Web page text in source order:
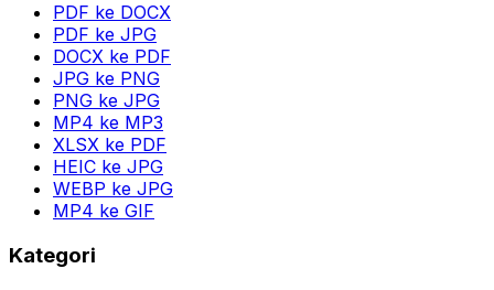
PDF ke DOCX
PDF ke JPG
DOCX ke PDF
JPG ke PNG
PNG ke JPG
MP4 ke MP3
XLSX ke PDF
HEIC ke JPG
WEBP ke JPG
MP4 ke GIF
Kategori